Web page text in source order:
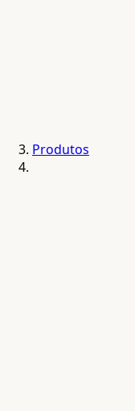
Produtos